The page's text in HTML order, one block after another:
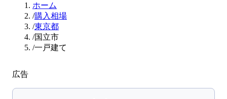
ホーム
/購入相場
/東京都
/国立市
/一戸建て
広告